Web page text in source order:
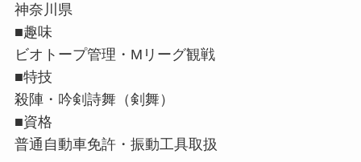
神奈川県
■趣味
ビオトープ管理・Mリーグ観戦
■特技
殺陣・吟剣詩舞（剣舞）
■資格
普通自動車免許・振動工具取扱